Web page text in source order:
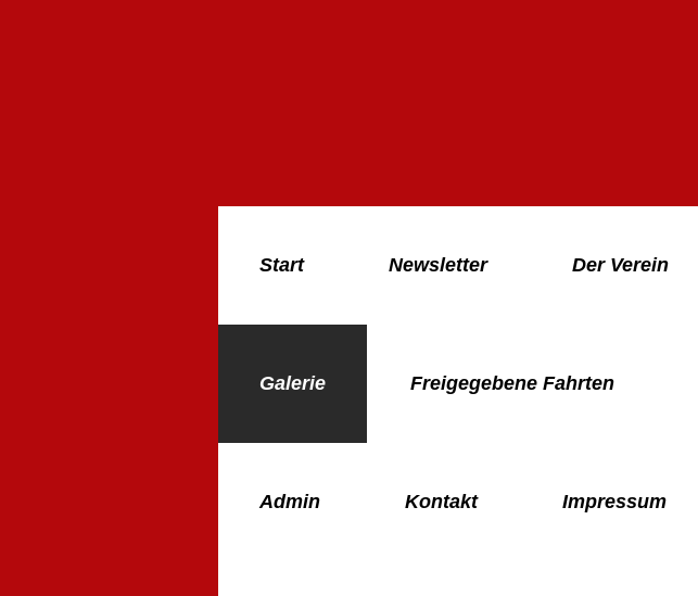
Start Newsletter Der Verein
Galerie Freigegebene Fahrten
Admin Kontakt Impressum